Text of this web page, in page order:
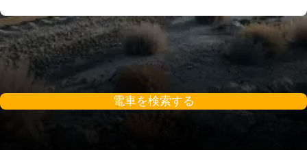
電車を検索する